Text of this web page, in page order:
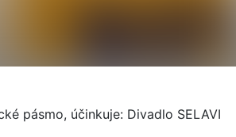
pásmo, účinkuje: Divadlo SELAVI